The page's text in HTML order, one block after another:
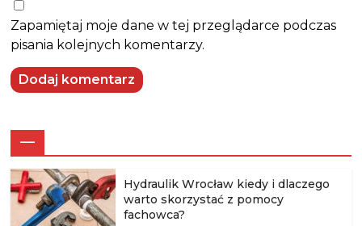
Zapamiętaj moje dane w tej przeglądarce podczas
pisania kolejnych komentarzy.
—
Hydraulik Wrocław kiedy i dlaczego
warto skorzystać z pomocy
fachowca?